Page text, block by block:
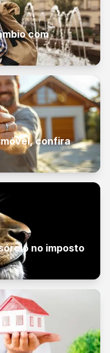
com
confira
no imposto